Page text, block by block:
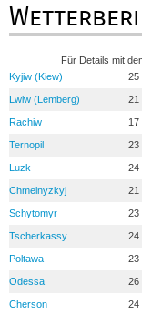
Für Details mit
Kyjiw (Kiew)
25
Lwiw (Lemberg) 21
Rachiw 17
Ternopil 23
Luzk 24
Chmelnyzkyj 21
Schytomyr 23
Tscherkassy 24
Poltawa 23
Odessa 26
Cherson 24